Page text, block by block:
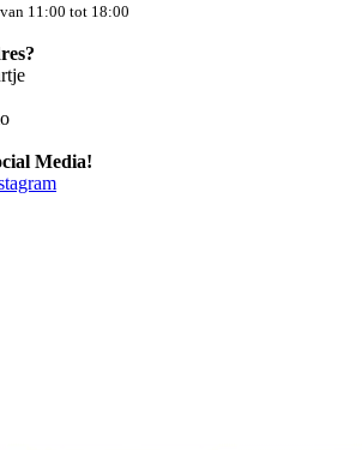
11:00 tot 18:00
Media!